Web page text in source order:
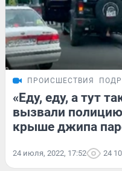
ПРОИСШЕСТВИЯ
«Еду, еду, а тут
вызвали
крыше джипа
24 июля, 2022, 17:52 24